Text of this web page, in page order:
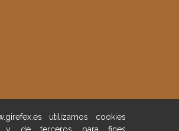
Política de privacidad
utilizamos cookies